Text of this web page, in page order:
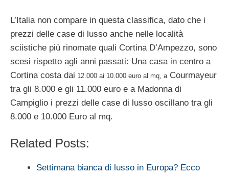
L’Italia non compare in questa classifica, dato che i
prezzi delle case di lusso anche nelle località
sciistiche più rinomate quali Cortina D’Ampezzo, sono
scesi rispetto agli anni passati: Una casa in centro a
Cortina costa dai 12.000 ai 10.000 euro al mq, aCourmayeur
tra gli 8.000 e gli 11.000 euro e a Madonna di
Campiglio i prezzi delle case di lusso oscillano tra gli
8.000 e 10.000 Euro al mq.
Related Posts:
Settimana bianca di lusso in Europa? Ecco